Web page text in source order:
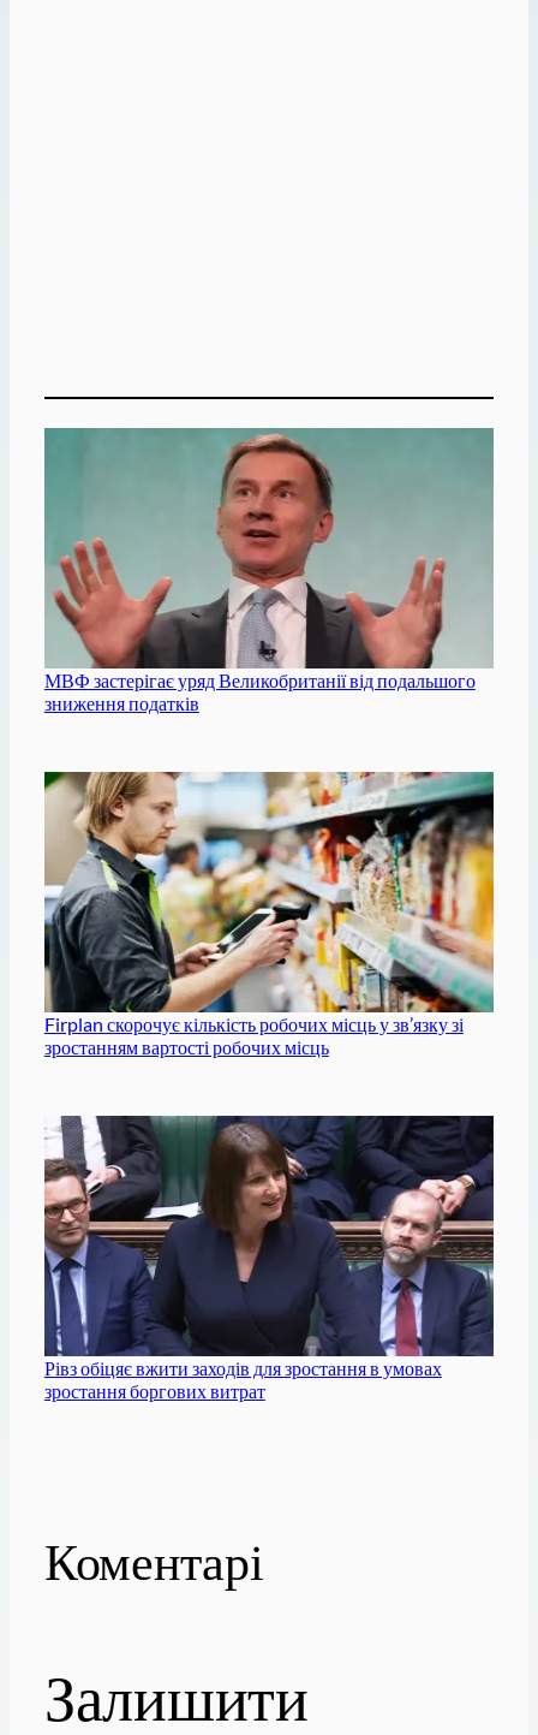
МВФ застерігає уряд Великобританії від подальшого
зниження податків
Firplan скорочує кількість робочих місць у зв’язку зі
зростанням вартості робочих місць
Рівз обіцяє вжити заходів для зростання в умовах
зростання боргових витрат
Коментарі
Залишити